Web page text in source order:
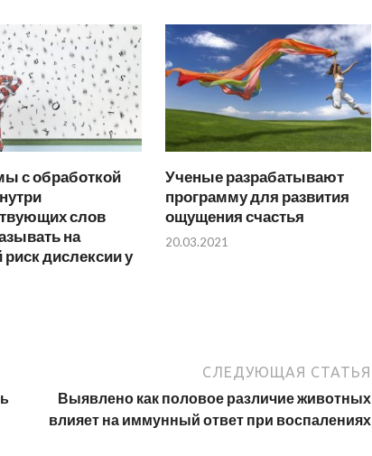
с обработкой
слов
на
дислексии у
Ученые разрабатывают
программу для развития
ощущения счастья
20.03.2021
СЛЕДУЮЩАЯ СТАТЬЯ
Выявлено как половое различие животных
влияет на иммунный ответ при воспалениях